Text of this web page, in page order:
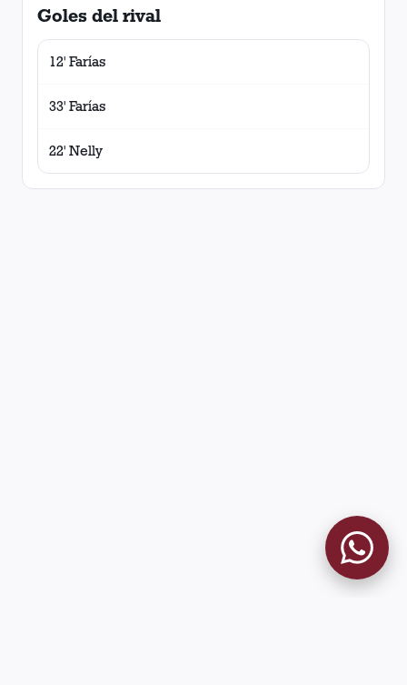
Goles del rival
12' Farías
33' Farías
22' Nelly